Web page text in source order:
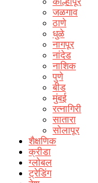
जळगाव
ठाणे
धुळे
नागपूर
नांदेड
नाशिक
पुणे
बीड
मुंबई
रत्नागिरी
सातारा
सोलापूर
शैक्षणिक
क्रीडा
ग्लोबल
ट्रेडिंग